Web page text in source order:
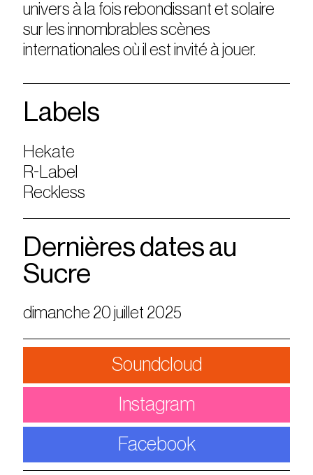
univers à la fois rebondissant et solaire
sur les innombrables scènes
internationales où il est invité à jouer.
Labels
Hekate
R-Label
Reckless
Dernières dates au
Sucre
dimanche 20 juillet 2025
Soundcloud
Instagram
Facebook